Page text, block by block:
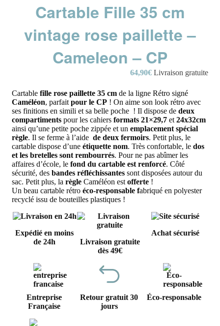
Cartable Fille 35 cm
vintage rose paillette –
Cameleon – CP
64,90€ Livraison gratuite
Cartable fille rose paillette 35 cm de la ligne Rétro signé
Caméléon, parfait pour le CP ! On aime son look rétro avec
ses finitions en simili et sa belle poche ! Il dispose de deux
compartiments pour les cahiers formats 21×29,7 et 24x32cm
ainsi qu’une petite poche zippée et un emplacement spécial
règle. Il se ferme à l’aide de deux fermoirs. Petit plus, le
cartable dispose d’une étiquette nom. Très confortable, le dos
et les bretelles sont rembourrés. Pour ne pas abîmer les
affaires d’école, le fond du cartable est renforcé. Côté
sécurité, des bandes réfléchissantes sont disposées autour du
sac. Petit plus, la règle Caméléon est offerte !
Un beau cartable rétro éco-responsable fabriqué en polyester
recyclé issu de bouteilles plastiques !
Expédié en moins
de 24h
Livraison gratuite
dès 49€
Achat sécurisé
Entreprise
Française
Retour gratuit 30
jours
Éco-responsable